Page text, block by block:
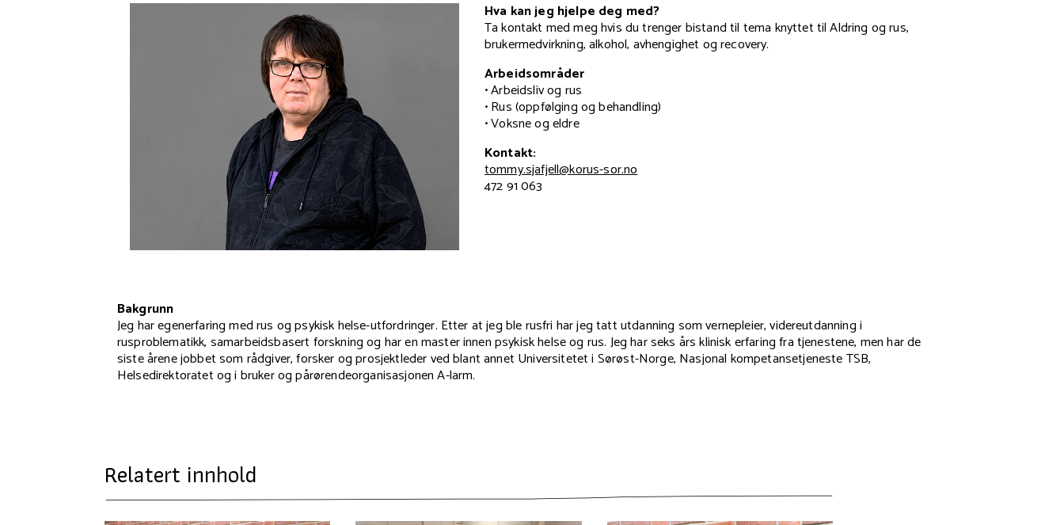
Hva kan jeg hjelpe deg med?
Ta kontakt med meg hvis du trenger bistand til tema knyttet til Aldring og rus,
brukermedvirkning, alkohol, avhengighet og recovery.
Arbeidsområder
• Arbeidsliv og rus
• Rus (oppfølging og behandling)
• Voksne og eldre
Kontakt:
tommy.sjafjell@korus-sor.no
472 91 063
Bakgrunn
Jeg har egenerfaring med rus og psykisk helse-utfordringer. Etter at jeg ble rusfri har jeg tatt utdanning som vernepleier, videreutdanning i
rusproblematikk, samarbeidsbasert forskning og har en master innen psykisk helse og rus. Jeg har seks års klinisk erfaring fra tjenestene, men har de
siste årene jobbet som rådgiver, forsker og prosjektleder ved blant annet Universitetet i Sørøst-Norge, Nasjonal kompetansetjeneste TSB,
Helsedirektoratet og i bruker og pårørendeorganisasjonen A-larm.
Relatert innhold